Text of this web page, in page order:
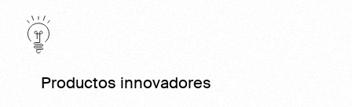
Productos innovadores